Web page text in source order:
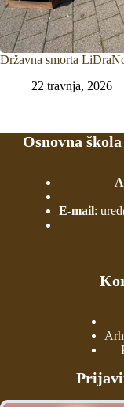
Državna smorta
22 travnja, 2026
Osnovna
E-mail: